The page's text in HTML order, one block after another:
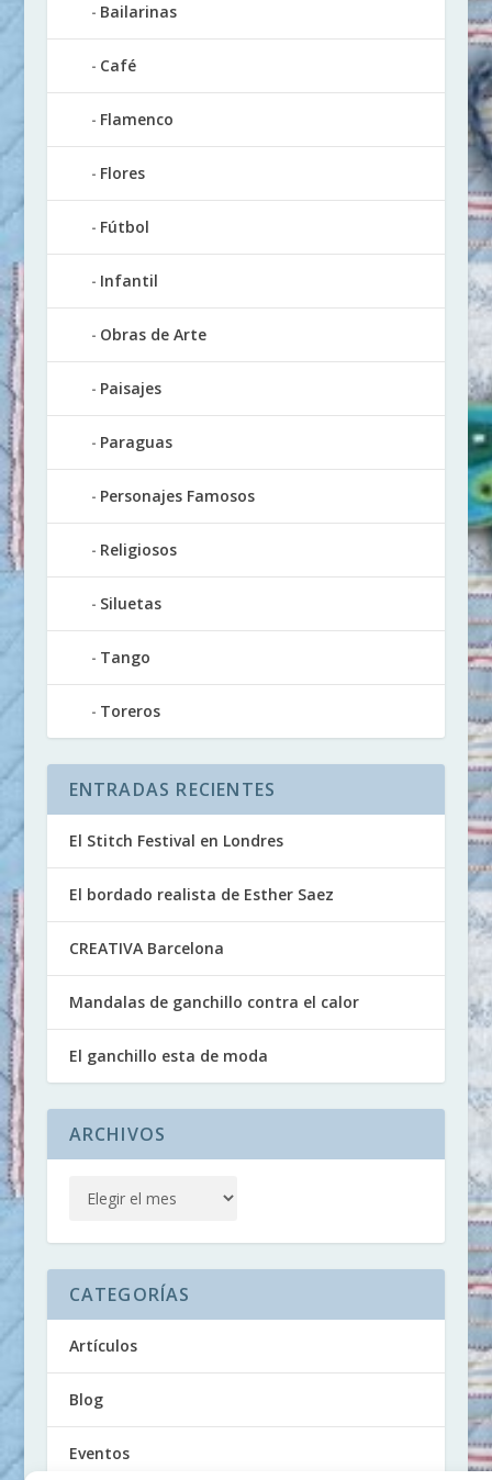
Bailarinas
Café
Flamenco
Flores
Fútbol
Infantil
Obras de Arte
Paisajes
Paraguas
Personajes Famosos
Religiosos
Siluetas
Tango
Toreros
ENTRADAS RECIENTES
El Stitch Festival en Londres
El bordado realista de Esther Saez
CREATIVA Barcelona
Mandalas de ganchillo contra el calor
El ganchillo esta de moda
ARCHIVOS
CATEGORÍAS
Artículos
Blog
Eventos